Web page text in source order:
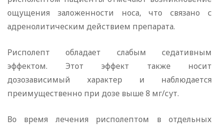
ощущения заложенности носа, что связано с
адренолитическим действием препарата.
Рисполепт обладает слабым седативным
эффектом. Этот эффект также носит
дозозависимый характер и наблюдается
преимущественно при дозе выше 8 мг/сут.
Во время лечения рисполептом в отдельных